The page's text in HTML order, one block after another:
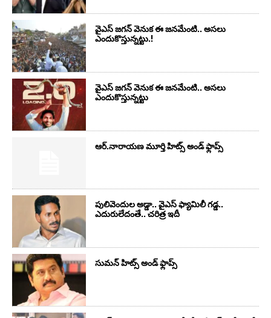
వైఎస్‌ జగన్‌ వెనుక ఈ జనమేంటి.. అసలు
ఎందుకొస్తున్నట్టు.!
వైఎస్‌ జగన్‌ వెనుక ఈ జనమేంటి.. అసలు
ఎందుకొస్తున్నట్టు
ఆర్‌.నారాయ‌ణ మూర్తి హిట్స్ అండ్ ఫ్లాప్స్‌
పులివెందుల అడ్డా.. వైఎస్ ఫ్యామిలీ గడ్డ..
ఎదురులేదంతే.. చరిత్ర ఇదీ
సుమ‌న్ హిట్స్ అండ్ ఫ్లాప్స్‌